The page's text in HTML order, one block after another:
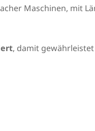
Maschinen, mit
, damit